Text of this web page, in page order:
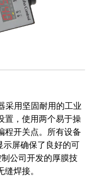
采用坚固耐用的工业
置，使用两个易于操
程开关点。所有设备
示屏确保了良好的可
公司开发的厚膜技
焊接。